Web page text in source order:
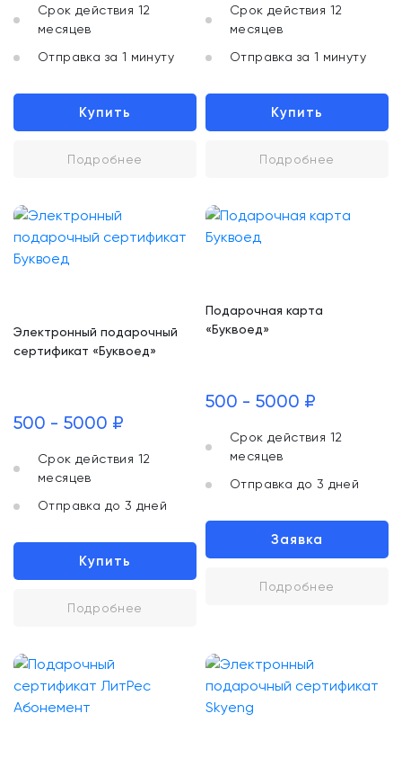
Срок действия 12
месяцев
Отправка за 1 минуту
Купить
Подробнее
Срок действия 12
месяцев
Отправка за 1 минуту
Купить
Подробнее
Электронный подарочный
сертификат «Буквоед»
500 - 5000 ₽
Срок действия 12
месяцев
Отправка до 3 дней
Купить
Подробнее
Подарочная карта
«Буквоед»
500 - 5000 ₽
Срок действия 12
месяцев
Отправка до 3 дней
Заявка
Подробнее